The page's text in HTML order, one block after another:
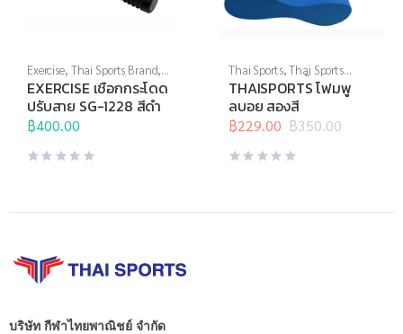
Exercise, Thai Sports Brand,
อุปกรณ์บริหารกาย,เชือก
กระโดด
EXERCISE เชือกกระโดด
ปรับสาย SG-1228 สีดำ
฿400.00
Thai Sports,Thai Sports
Brand,กีฬาทางน้ำ ,อุปกรณ์ทาง
น้ำอื่นๆ
THAISPORTS โฟมพู
ลบอย สองสี
฿350.00
Original
price
was:
฿229.00
Current
price
is:
บริษัท กีฬาไทยพาณิชย์ จำกัด